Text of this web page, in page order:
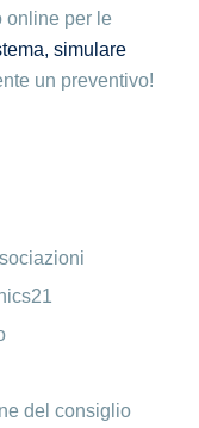
online per le
simulare
un preventivo!
del consiglio